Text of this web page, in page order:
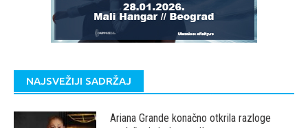
NAJSVEŽIJI SADRŽAJ
Ariana Grande konačno otkrila razloge